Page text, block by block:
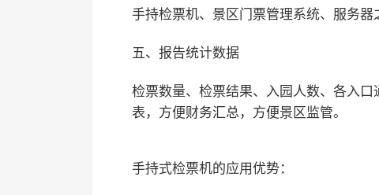
手持检票机、景区门票管理系统、服务器
五、报告统计数据
检票数量、检票结果、入园人数、各入
表，方便财务汇总，方便景区监管。
手持式检票机的应用优势：